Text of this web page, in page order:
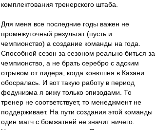
комплектования тренерского штаба.
Для меня все последние годы важен не
промежуточный результат (пусть и
чемпионство) а создание команды на года.
Способной сезон за сезоном реально биться за
чемпионство, а не брать серебро с адским
отрывом от лидера, когда конюшня в Казани
обосралась. И вот такую работу в период
федунизма я вижу только эпизодами. То
тренер не соответствует, то менеджмент не
поддерживает. На пути создания этой команды
один матч с бомжатней не значит ничего.